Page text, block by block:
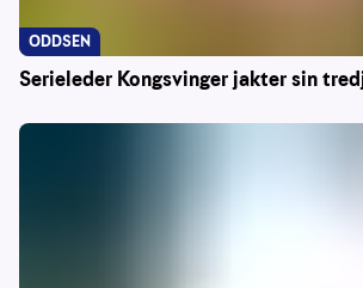
Serieleder Kongsvinger jakter sin
ODDSEN